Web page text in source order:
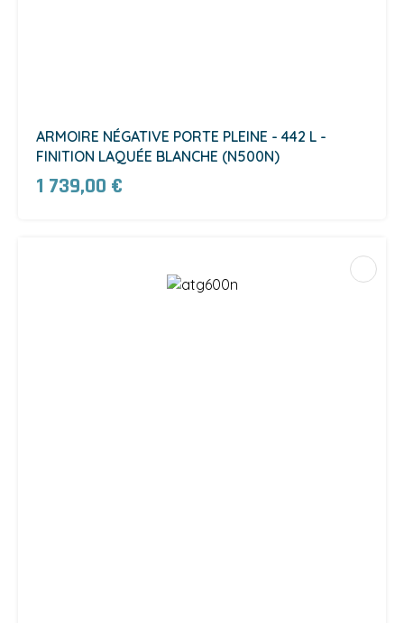
ARMOIRE NÉGATIVE PORTE PLEINE - 442 L -
FINITION LAQUÉE BLANCHE (N500N)
1 739,00 €